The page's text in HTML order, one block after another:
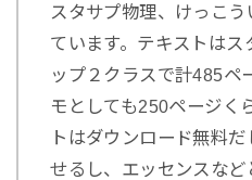
スタサプ物理、けっこ
ています。テキストはス
ップ２クラスで計485ペ
モとしても250ページく
トはダウンロード無料
せるし、エッセンスな